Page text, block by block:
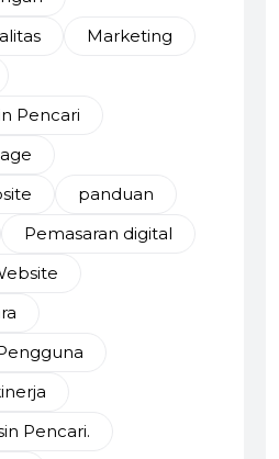
Marketing
Pencari
panduan
Pemasaran digital
Pencari.